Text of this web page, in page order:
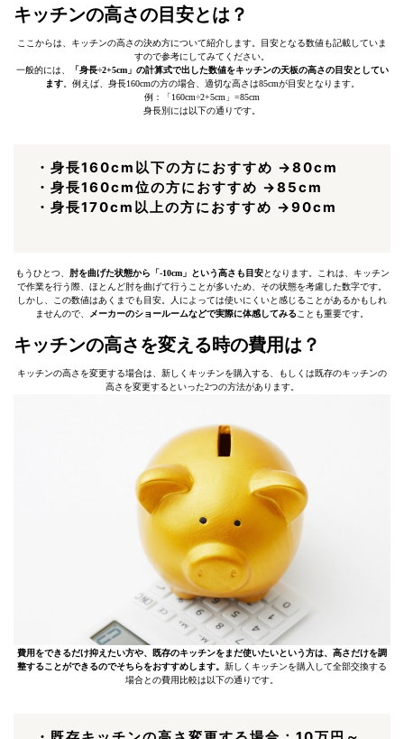
キッチンの高さの目安とは？
ここからは、キッチンの高さの決め方について紹介します。目安となる数値も記載していま
すので参考にしてみてください。
一般的には、
「身長÷2+5cm」の計算式で出した数値をキッチンの天板の高さの目安としてい
ます。例えば、身長160cmの方の場合、適切な高さは85cmが目安となります。
例：「160cm÷2+5cm」=85cm
身長別には以下の通りです。
・身長160cm以下の方におすすめ →80cm
・身長160cm位の方におすすめ →85cm
・身長170cm以上の方におすすめ →90cm
もうひとつ、 肘を曲げた状態から「-10cm」という高さも目安となります。これは、キッチン
で作業を行う際、ほとんど肘を曲げて行うことが多いため、その状態を考慮した数字です。
しかし、この数値はあくまでも目安。人によっては使いにくいと感じることがあるかもしれ
ませんので、
メーカーのショールームなどで実際に体感してみる ことも重要です。
キッチンの高さを変える時の費用は？
キッチンの高さを変更する場合は、新しくキッチンを購入する、もしくは既存のキッチンの
高さを変更するといった2つの方法があります。
費用をできるだけ抑えたい方や、既存のキッチンをまだ使いたいという方は、高さだけを調
整することができるのでそちらをおすすめします。 新しくキッチンを購入して全部交換する
場合との費用比較は以下の通りです。